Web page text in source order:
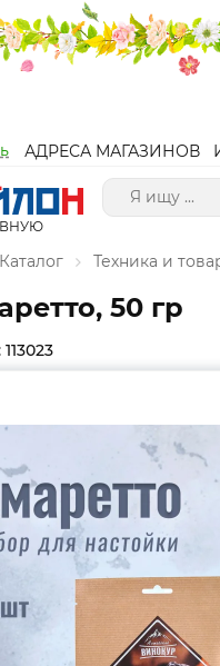
АДРЕСА МАГАЗИНОВ
Каталог Техника и
50 гр